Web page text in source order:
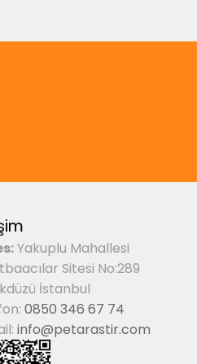
Yakuplu Mahallesi
Sitesi No:289
İstanbul
0850 346 67 74
info@petarastir.com